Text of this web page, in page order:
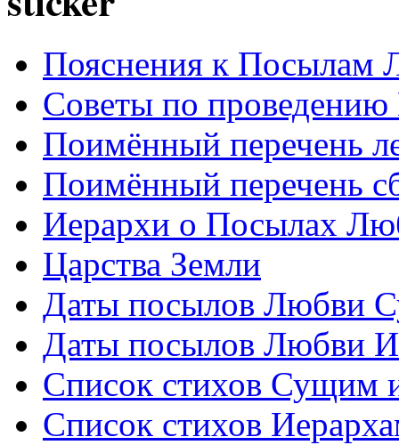
Пояснения к Посылам
Советы по
Поимённый перечень
Поимённый перечень
Иерархи о Посылах
Царства Земли
Даты посылов Любви
Даты посылов Любви
Список стихов Сущим
Список стихов